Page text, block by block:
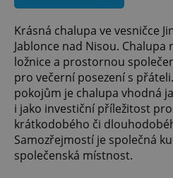
Krásná chalupa ve vesničce
Jablonce nad Nisou. Chalupa
ložnice a prostornou
pro večerní posezení s
pokojům je chalupa vhodná
i jako investiční příležitost
krátkodobého či
Samozřejmostí je společná
společenská místnost.